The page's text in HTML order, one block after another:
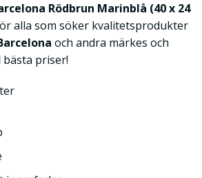
Rödbrun Marinblå (40 x 24
alla som söker kvalitetsprodukter
och andra märkes och
priser!